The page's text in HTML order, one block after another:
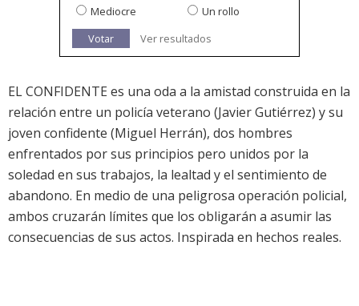
Mediocre
Un rollo
Votar
Ver resultados
EL CONFIDENTE es una oda a la amistad construida en la
relación entre un policía veterano (Javier Gutiérrez) y su
joven confidente (Miguel Herrán), dos hombres
enfrentados por sus principios pero unidos por la
soledad en sus trabajos, la lealtad y el sentimiento de
abandono. En medio de una peligrosa operación policial,
ambos cruzarán límites que los obligarán a asumir las
consecuencias de sus actos. Inspirada en hechos reales.